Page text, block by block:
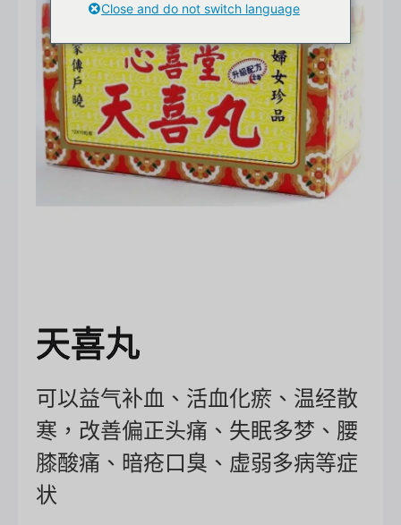
天喜丸
可以益气补血、活血化瘀、温经散
寒，改善偏正头痛、失眠多梦、腰
膝酸痛、暗疮口臭、虚弱多病等症
状
Close and do not switch language